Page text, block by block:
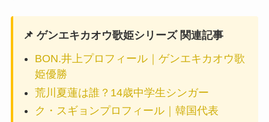
📌 ゲンエキカオウ歌姫シリーズ 関連記事
BON.井上プロフィール｜ゲンエキカオウ歌
姫優勝
荒川夏蓮は誰？14歳中学生シンガー
ク・スギョンプロフィール｜韓国代表